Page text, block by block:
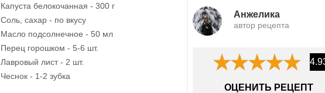
Капуста белокочанная - 300 г
Соль, сахар - по вкусу
Масло подсолнечное - 50 мл
Перец горошком - 5-6 шт.
Лавровый лист - 2 шт.
Чеснок - 1-2 зубка
Анжелика
автор рецепта
ОЦЕНИТЬ РЕЦЕПТ